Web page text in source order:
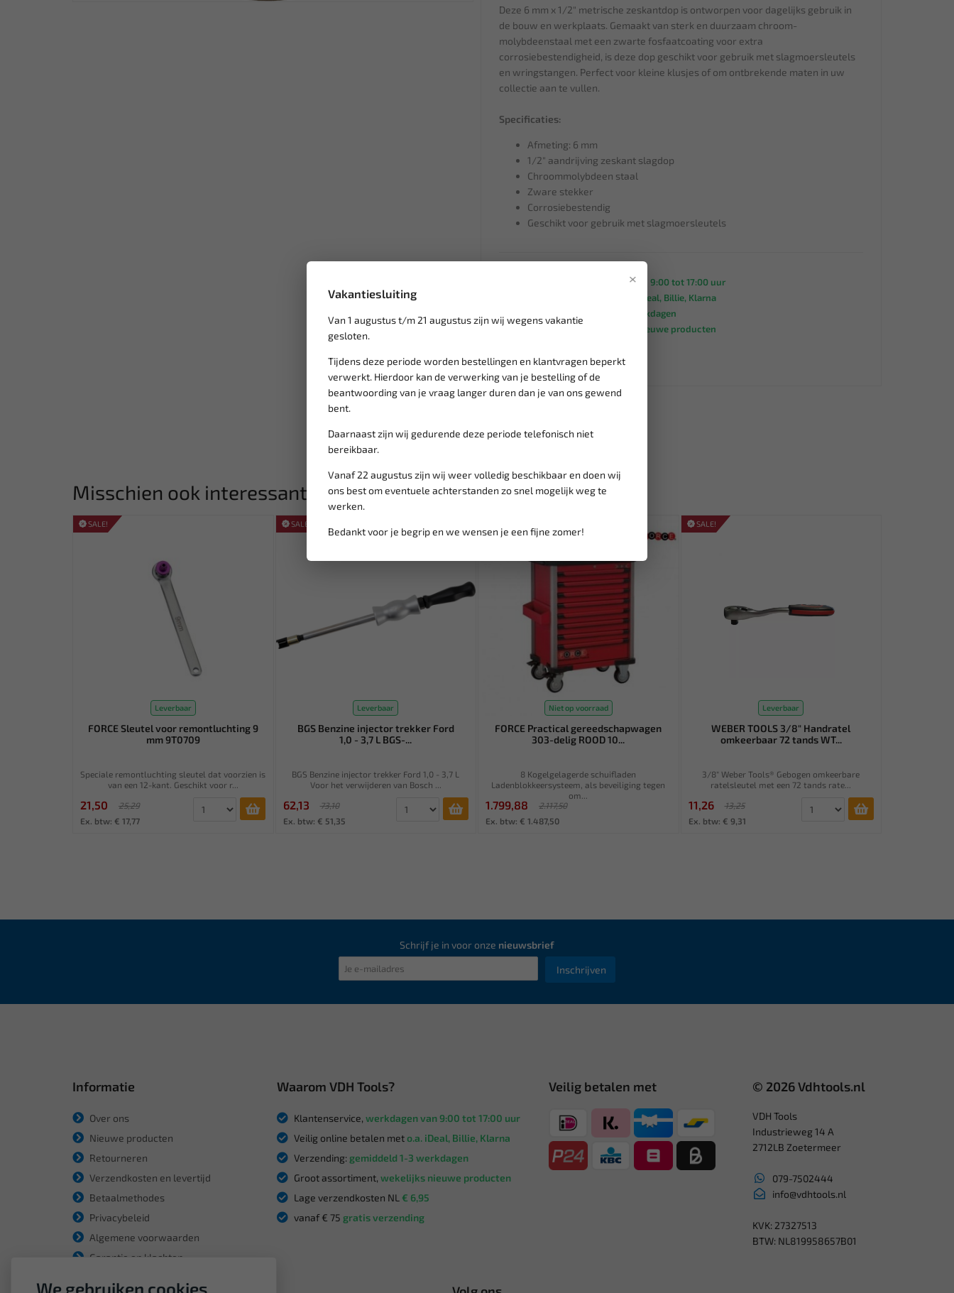
×
Vakantiesluiting
Van 1 augustus t/m 21 augustus zijn wij wegens vakantie
gesloten.
Tijdens deze periode worden bestellingen en klantvragen beperkt
verwerkt. Hierdoor kan de verwerking van je bestelling of de
beantwoording van je vraag langer duren dan je van ons gewend
bent.
Daarnaast zijn wij gedurende deze periode telefonisch niet
bereikbaar.
Vanaf 22 augustus zijn wij weer volledig beschikbaar en doen wij
ons best om eventuele achterstanden zo snel mogelijk weg te
werken.
Bedankt voor je begrip en we wensen je een fijne zomer!
Deze 6 mm x 1/2" metrische zeskantdop is ontworpen voor dagelijks gebruik in
de bouw en werkplaats. Gemaakt van sterk en duurzaam chroom-
molybdeenstaal met een zwarte fosfaatcoating voor extra
corrosiebestendigheid, is deze dop geschikt voor gebruik met slagmoersleutels
en wringstangen. Perfect voor kleine klusjes of om ontbrekende maten in uw
collectie aan te vullen.
Specificaties:
Afmeting: 6 mm
1/2" aandrijving zeskant slagdop
Chroommolybdeen staal
Zware stekker
Corrosiebestendig
Geschikt voor gebruik met slagmoersleutels
werkdagen van 9:00 tot 17:00 uur
o.a. iDeal, Billie, Klarna
gemiddeld 1-3 werkdagen
Groot assortiment,
wekelijks nieuwe producten
vanaf € 75gratis verzending
Misschien ook interessant:
SALE!
Leverbaar
FORCE Sleutel voor remontluchting 9
mm 9T0709
Speciale remontluchting sleutel dat voorzien is
van een 12-kant. Geschikt voor r...
21,50
25,29
Ex. btw: € 17,77
SALE!
Leverbaar
BGS Benzine injector trekker Ford
1,0 - 3,7 L BGS-...
BGS Benzine injector trekker Ford 1,0 - 3,7 L
Voor het verwijderen van Bosch ...
62,13
73,10
Ex. btw: € 51,35
Niet op voorraad
FORCE Practical gereedschapwagen
303-delig ROOD 10...
8 Kogelgelagerde schuifladen
Ladenblokkeersysteem, als beveiliging tegen
om...
1.799,88
2.117,50
Ex. btw: € 1.487,50
SALE!
Leverbaar
WEBER TOOLS 3/8" Handratel
omkeerbaar 72 tands WT...
3/8" Weber Tools® Gebogen omkeerbare
ratelsleutel met een 72 tands rate...
11,26
13,25
Ex. btw: € 9,31
Schrijf je in voor onze nieuwsbrief
Inschrijven
Informatie
Over ons
Nieuwe producten
Retourneren
Verzendkosten en levertijd
Betaalmethodes
Privacybeleid
Algemene voorwaarden
Garantie en klachten
Waarom VDH Tools?
Klantenservice, werkdagen van 9:00 tot 17:00 uur
Veilig online betalen meto.a. iDeal, Billie, Klarna
Verzending: gemiddeld 1-3 werkdagen
Groot assortiment, wekelijks nieuwe producten
Lage verzendkosten NL € 6,95
vanaf € 75 gratis verzending
Veilig betalen met © 2026 Vdhtools.nl
VDH Tools
Industrieweg 14 A
2712LB Zoetermeer
079-7502444
info@vdhtools.nl
KVK: 27327513
BTW: NL819958657B01
We gebruiken cookies